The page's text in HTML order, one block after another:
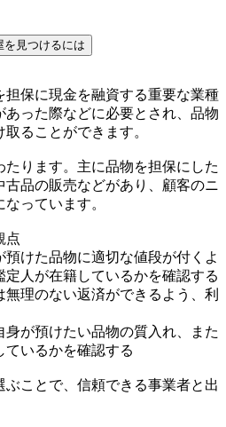
を見つけるには
担保に現金を融資する重要な業種
った際などに必要とされ、品物
ることができます。
ります。主に品物を担保にした
品の販売などがあり、顧客のニ
っています。
点
けた品物に適切な値段が付くよ
定人が在籍しているかを確認する
理のない返済ができるよう、利
が預けたい品物の質入れ、また
ているかを確認する
ぶことで、信頼できる事業者と出